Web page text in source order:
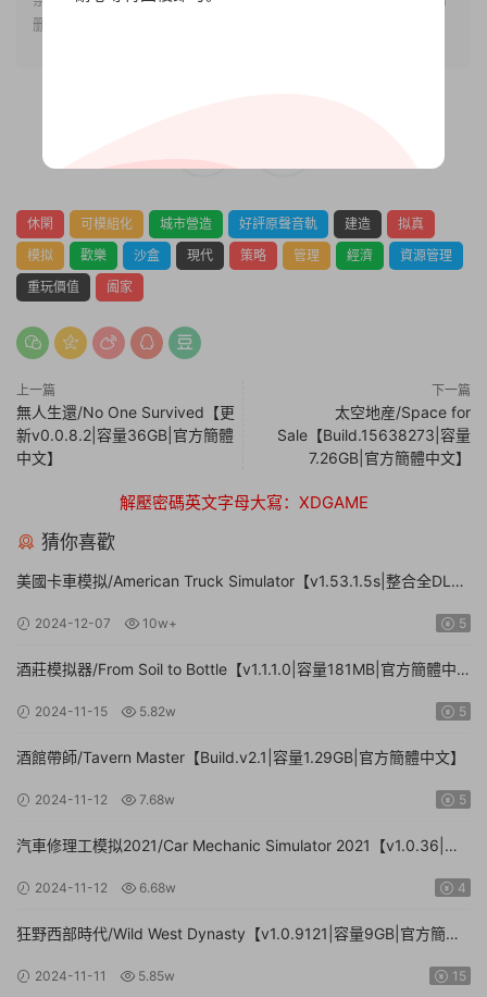
删除!
休閑 可模組化 城市營造 好評原聲音軌 建造
拟真
模拟
歡樂 沙盒 現代 策略 管理 經濟
資源管理
重玩價值
阖家
上一篇
無人生還/No One Survived【更
新v0.0.8.2|容量36GB|官方簡體
中文】
下一篇
太空地産/Space for
Sale【Build.15638273|容量
7.26GB|官方簡體中文】
解壓密碼英文字母大寫：XDGAME
猜你喜歡
美國卡車模拟/American Truck Simulator【v1.53.1.5s|整合全DLC|
2024-12-07 10w+ 5
酒莊模拟器/From Soil to Bottle【v1.1.1.0|容量181MB|官方簡體中
2024-11-15 5.82w 5
酒館帶師/Tavern Master【Build.v2.1|容量1.29GB|官方簡體中文】
2024-11-12 7.68w 5
汽車修理工模拟2021/Car Mechanic Simulator 2021【v1.0.36|集
2024-11-12 6.68w 4
狂野西部時代/Wild West Dynasty【v1.0.9121|容量9GB|官方簡體
2024-11-11 5.85w 15